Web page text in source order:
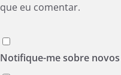
que eu comentar.
Notifique-me sobre